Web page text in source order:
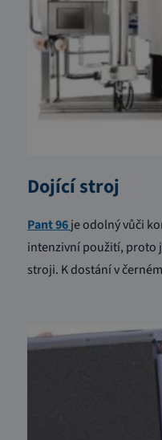
Dojící stroj
Pant 96je odolný vůči
intenzivní použití, proto
stroji. K dostání v